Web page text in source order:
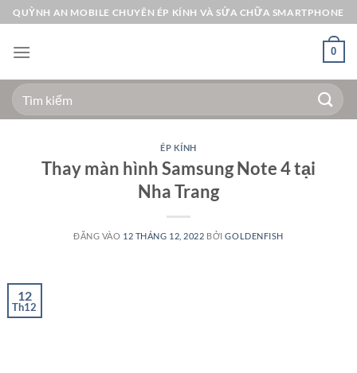
Bỏ
qua
nội
QUỲNH AN MOBILE CHUYÊN ÉP KÍNH VÀ SỬA CHỮA SMARTPHONE
0
Tìm
kiếm:
ÉP KÍNH
Thay màn hình Samsung Note 4 tại
Nha Trang
ĐĂNG VÀO 12 THÁNG 12, 2022 BỞIGOLDENFISH
12
Th12